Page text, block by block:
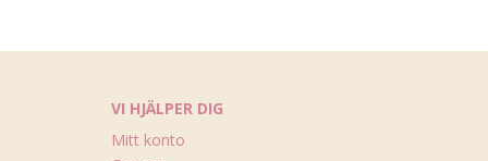
VI HJÄLPER DIG
Mitt konto